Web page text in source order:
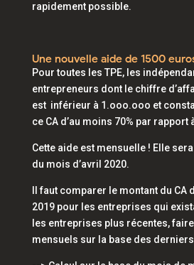
rapidement possible.
Une nouvelle aide de 1500
Pour toutes les TPE, les
entrepreneurs dont le chiffre
est inférieur à 1.ooo.ooo et
ce CA d’au moins 70% par rapport
Cette aide est mensuelle ! Elle
du mois d’avril 2020.
Il faut comparer le montant du CA
2019 pour les entreprises qui
les entreprises plus récentes,
mensuels sur la base des